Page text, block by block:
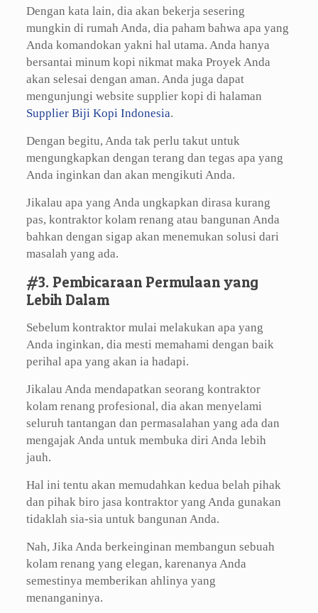
Dengan kata lain, dia akan bekerja sesering
mungkin di rumah Anda, dia paham bahwa apa yang
Anda komandokan yakni hal utama. Anda hanya
bersantai minum kopi nikmat maka Proyek Anda
akan selesai dengan aman. Anda juga dapat
mengunjungi website supplier kopi di halaman
Supplier Biji Kopi Indonesia.
Dengan begitu, Anda tak perlu takut untuk
mengungkapkan dengan terang dan tegas apa yang
Anda inginkan dan akan mengikuti Anda.
Jikalau apa yang Anda ungkapkan dirasa kurang
pas, kontraktor kolam renang atau bangunan Anda
bahkan dengan sigap akan menemukan solusi dari
masalah yang ada.
#3. Pembicaraan Permulaan yang
Lebih Dalam
Sebelum kontraktor mulai melakukan apa yang
Anda inginkan, dia mesti memahami dengan baik
perihal apa yang akan ia hadapi.
Jikalau Anda mendapatkan seorang kontraktor
kolam renang profesional, dia akan menyelami
seluruh tantangan dan permasalahan yang ada dan
mengajak Anda untuk membuka diri Anda lebih
jauh.
Hal ini tentu akan memudahkan kedua belah pihak
dan pihak biro jasa kontraktor yang Anda gunakan
tidaklah sia-sia untuk bangunan Anda.
Nah, Jika Anda berkeinginan membangun sebuah
kolam renang yang elegan, karenanya Anda
semestinya memberikan ahlinya yang
menanganinya.